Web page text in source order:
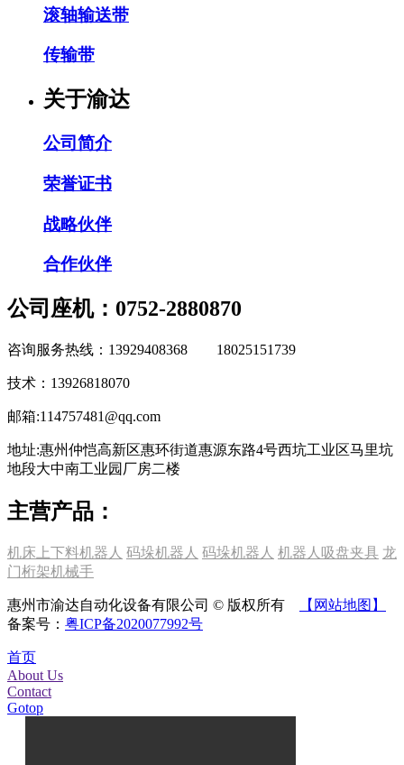
滚轴输送带
传输带
关于渝达
公司简介
荣誉证书
战略伙伴
合作伙伴
公司座机：0752-2880870
咨询服务热线：13929408368 18025151739
技术：13926818070
邮箱:114757481@qq.com
地址:惠州仲恺高新区惠环街道惠源东路4号西坑工业区马里坑
地段大中南工业园厂房二楼
主营产品：
机床上下料机器人 码垛机器人 码垛机器人 机器人吸盘夹具 龙
门桁架机械手
惠州市渝达自动化设备有限公司 © 版权所有
【网站地图】
备案号： 粤ICP备2020077992号
首页
About Us
Contact
Gotop